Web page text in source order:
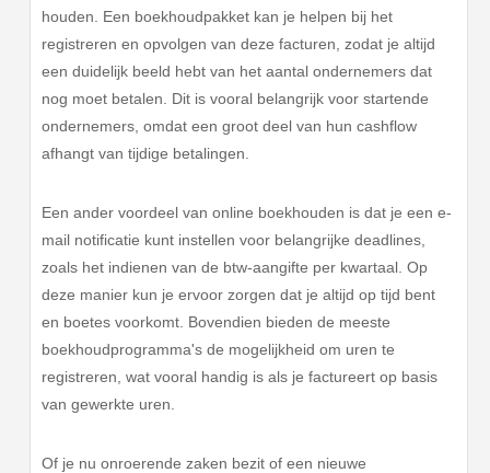
houden. Een boekhoudpakket kan je helpen bij het
registreren en opvolgen van deze facturen, zodat je altijd
een duidelijk beeld hebt van het aantal ondernemers dat
nog moet betalen. Dit is vooral belangrijk voor startende
ondernemers, omdat een groot deel van hun cashflow
afhangt van tijdige betalingen.
Een ander voordeel van online boekhouden is dat je een e-
mail notificatie kunt instellen voor belangrijke deadlines,
zoals het indienen van de btw-aangifte per kwartaal. Op
deze manier kun je ervoor zorgen dat je altijd op tijd bent
en boetes voorkomt. Bovendien bieden de meeste
boekhoudprogramma's de mogelijkheid om uren te
registreren, wat vooral handig is als je factureert op basis
van gewerkte uren.
Of je nu onroerende zaken bezit of een nieuwe